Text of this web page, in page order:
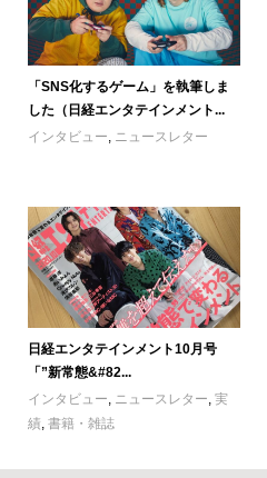
「SNS化するゲーム」を執筆しま
した（日経エンタテインメント...
インタビュー, ニュースレター
日経エンタテインメント10月号
「”新常態&#82...
インタビュー, ニュースレター, 実
績, 書籍・雑誌